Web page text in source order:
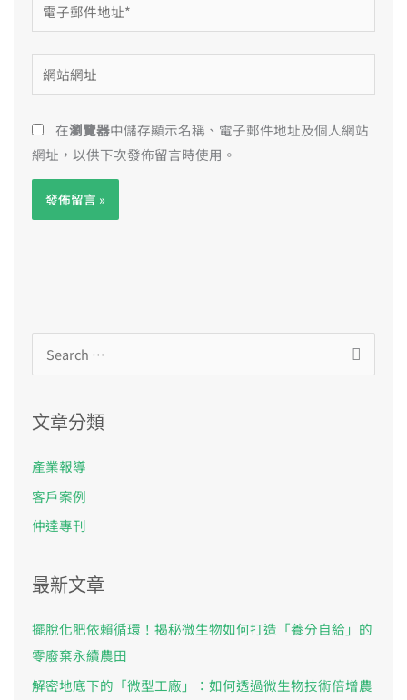
子
郵
件
地
址
*
站
址
在瀏覽器中儲存顯示名稱、電子郵件地址及個人網站
網址，以供下次發佈留言時使用。
關
鍵
字
:
文章分類
產業報導
客戶案例
仲達專刊
最新文章
擺脫化肥依賴循環！揭秘微生物如何打造「養分自給」的
零廢棄永續農田
解密地底下的「微型工廠」：如何透過微生物技術倍增農